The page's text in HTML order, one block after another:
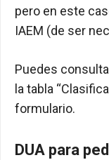
pero en este
IAEM (de ser
Puedes
la tabla
formulario.
DUA para